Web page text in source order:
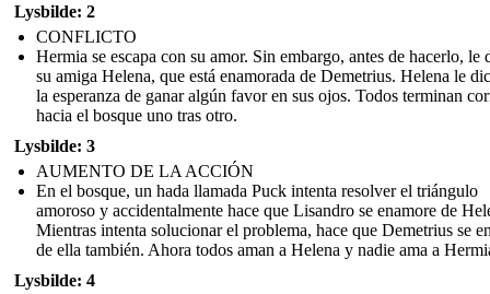
Lysbilde: 2
CONFLICTO
Hermia se escapa con su amor. Sin embargo, antes de hacerlo, le
su amiga Helena, que está enamorada de Demetrius. Helena le
la esperanza de ganar algún favor en sus ojos. Todos terminan
hacia el bosque uno tras otro.
Lysbilde: 3
AUMENTO DE LA ACCIÓN
En el bosque, un hada llamada Puck intenta resolver el triángulo
amoroso y accidentalmente hace que Lisandro se enamore de
Mientras intenta solucionar el problema, hace que Demetrius se
de ella también. Ahora todos aman a Helena y nadie ama a
Lysbilde: 4